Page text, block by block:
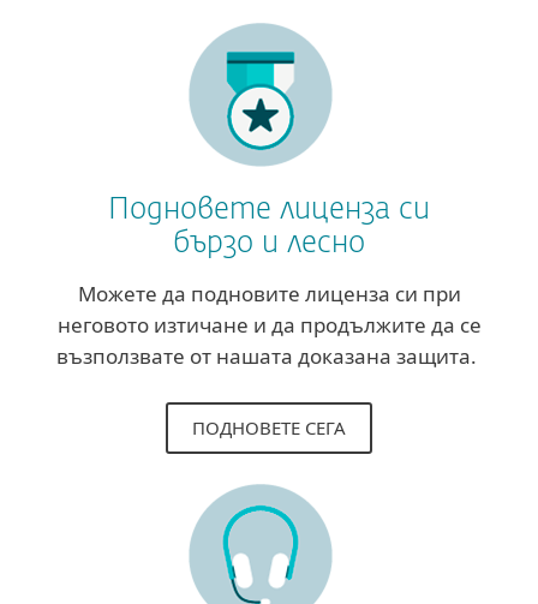
Подновете лиценза си
бързо и лесно
Можете да подновите лиценза си при
неговото изтичане и да продължите да се
възползвате от нашата доказана защита.
ПОДНОВЕТЕ СЕГА